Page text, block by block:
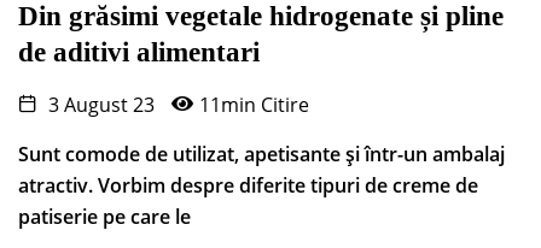
Din grăsimi vegetale hidrogenate și pline
de aditivi alimentari
3 August 23
11min Citire
Sunt comode de utilizat, apetisante și într-un ambalaj
atractiv. Vorbim despre diferite tipuri de creme de
patiserie pe care le